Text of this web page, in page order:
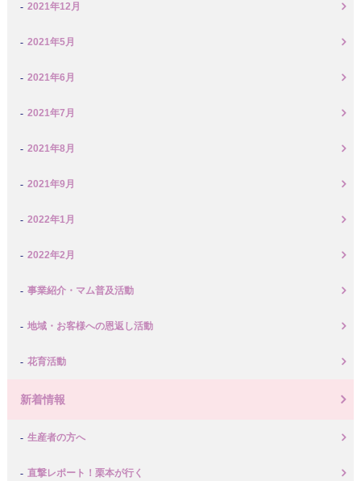
2021年12月
2021年5月
2021年6月
2021年7月
2021年8月
2021年9月
2022年1月
2022年2月
事業紹介・マム普及活動
地域・お客様への恩返し活動
花育活動
新着情報
生産者の方へ
直撃レポート！栗本が行く